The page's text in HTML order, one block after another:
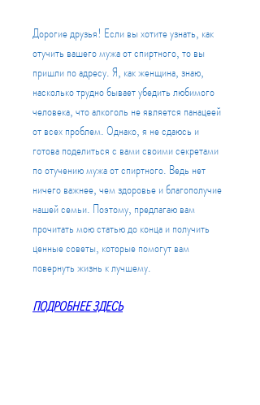
Дорогие друзья! Если вы хотите узнать, как
отучить вашего мужа от спиртного, то вы
пришли по адресу. Я, как женщина, знаю,
насколько трудно бывает убедить любимого
человека, что алкоголь не является панацеей
от всех проблем. Однако, я не сдаюсь и
готова поделиться с вами своими секретами
по отучению мужа от спиртного. Ведь нет
ничего важнее, чем здоровье и благополучие
нашей семьи. Поэтому, предлагаю вам
прочитать мою статью до конца и получить
ценные советы, которые помогут вам
повернуть жизнь к лучшему.
ПОДРОБНЕЕ ЗДЕСЬ